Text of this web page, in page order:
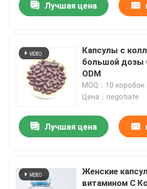
Продукты
Лучшая цена
Капсулы c
большой дозы
ODM
MOQ：10 коробок
Цена：negotiate
Лучшая цена
Женские
витамином C